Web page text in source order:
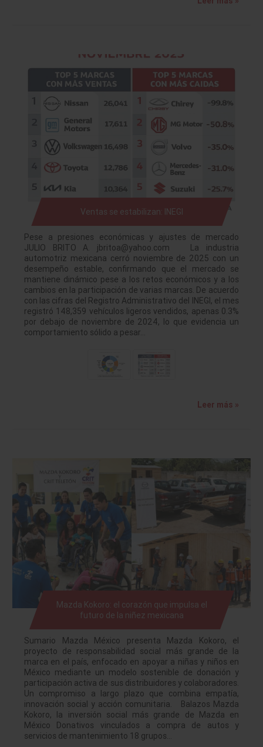
Ventas se estabilizan: INEGI
Pese a presiones económicas y ajustes de mercado
JULIO BRITO A. jbritoa@yahoo.com La industria
automotriz mexicana cerró noviembre de 2025 con un
desempeño estable, confirmando que el mercado se
mantiene dinámico pese a los retos económicos y a los
cambios en la participación de varias marcas. De acuerdo
con las cifras del Registro Administrativo del INEGI, el mes
registró 148,359 vehículos ligeros vendidos, apenas 0.3%
por debajo de noviembre de 2024, lo que evidencia un
comportamiento sólido a pesar…
Leer más »
Mazda Kokoro: el corazón que impulsa el
futuro de la niñez mexicana
Sumario Mazda México presenta Mazda Kokoro, el
proyecto de responsabilidad social más grande de la
marca en el país, enfocado en apoyar a niñas y niños en
México mediante un modelo sostenible de donación y
participación activa de sus distribuidores y colaboradores.
Un compromiso a largo plazo que combina empatía,
innovación social y acción comunitaria. Balazos Mazda
Kokoro, la inversión social más grande de Mazda en
México Donativos vinculados a compra de autos y
servicios de mantenimiento 18 grupos…